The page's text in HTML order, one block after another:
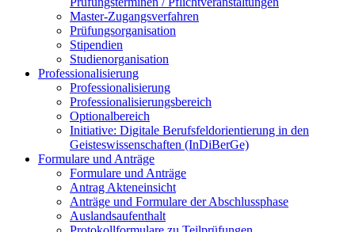
Master-Zugangsverfahren
Prüfungsorganisation
Stipendien
Studienorganisation
Professionalisierung
Professionalisierung
Professionalisierungsbereich
Optionalbereich
Initiative: Digitale Berufsfeldorientierung in den
Geisteswissenschaften (InDiBerGe)
Formulare und Anträge
Formulare und Anträge
Antrag Akteneinsicht
Anträge und Formulare der Abschlussphase
Auslandsaufenthalt